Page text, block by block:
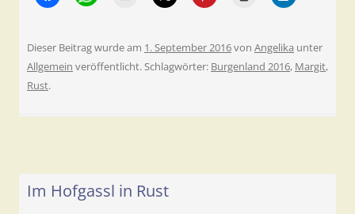
Dieser Beitrag wurde am 1. September 2016von Angelika unter
Allgemein veröffentlicht. Schlagwörter: Burgenland 2016, Margit,
Rust.
Im Hofgassl in Rust